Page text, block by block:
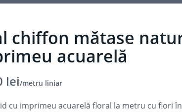
chiffon mătase
acuarelă
lei/metru liniar
cu imprimeu acuarelă floral la metru cu flori